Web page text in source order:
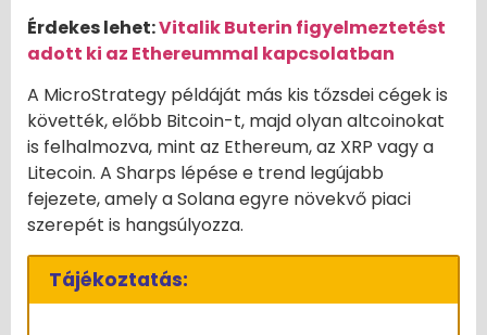
Érdekes lehet:Vitalik Buterin figyelmeztetést
adott ki az Ethereummal kapcsolatban
A MicroStrategy példáját más kis tőzsdei cégek is
követték, előbb Bitcoin-t, majd olyan altcoinokat
is felhalmozva, mint az Ethereum, az XRP vagy a
Litecoin. A Sharps lépése e trend legújabb
fejezete, amely a Solana egyre növekvő piaci
szerepét is hangsúlyozza.
Tájékoztatás: